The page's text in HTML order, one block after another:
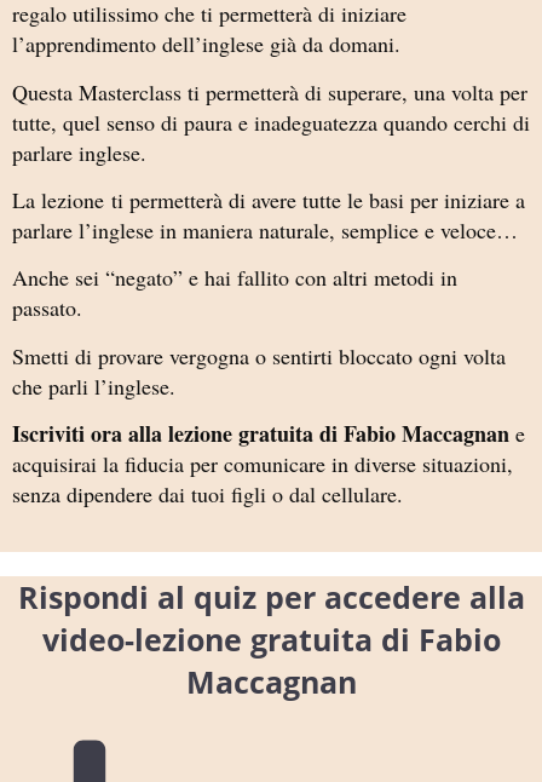
regalo utilissimo che ti permetterà di iniziare
l’apprendimento dell’inglese già da domani.
Questa Masterclass ti permetterà di superare, una volta per
tutte, quel senso di paura e inadeguatezza quando cerchi di
parlare inglese.
La lezione ti permetterà di avere tutte le basi per iniziare a
parlare l’inglese in maniera naturale, semplice e veloce…
Anche sei “negato” e hai fallito con altri metodi in
passato.
Smetti di provare vergogna o sentirti bloccato ogni volta
che parli l’inglese.
Iscriviti ora alla lezione gratuita di Fabio Maccagnan e
acquisirai la fiducia per comunicare in diverse situazioni,
senza dipendere dai tuoi figli o dal cellulare.
Rispondi al quiz per accedere alla
video-lezione gratuita di Fabio
Maccagnan